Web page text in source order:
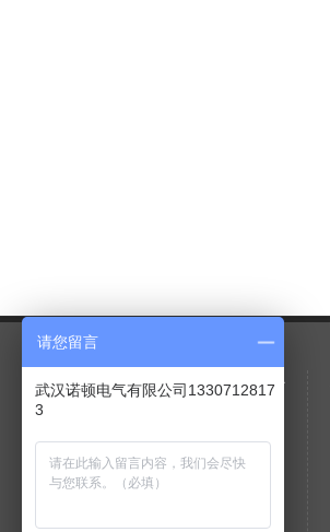
关于我们
文化理念
组织机构
产品中心
厂家选型
承修承试
请您留言
武汉诺顿电气有限公司1330712817
3